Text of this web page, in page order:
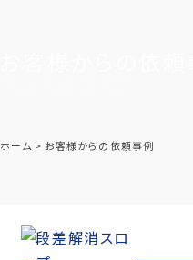
ホーム お客様からの依頼事例